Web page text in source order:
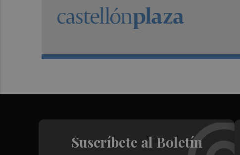
Suscríbete al Boletín